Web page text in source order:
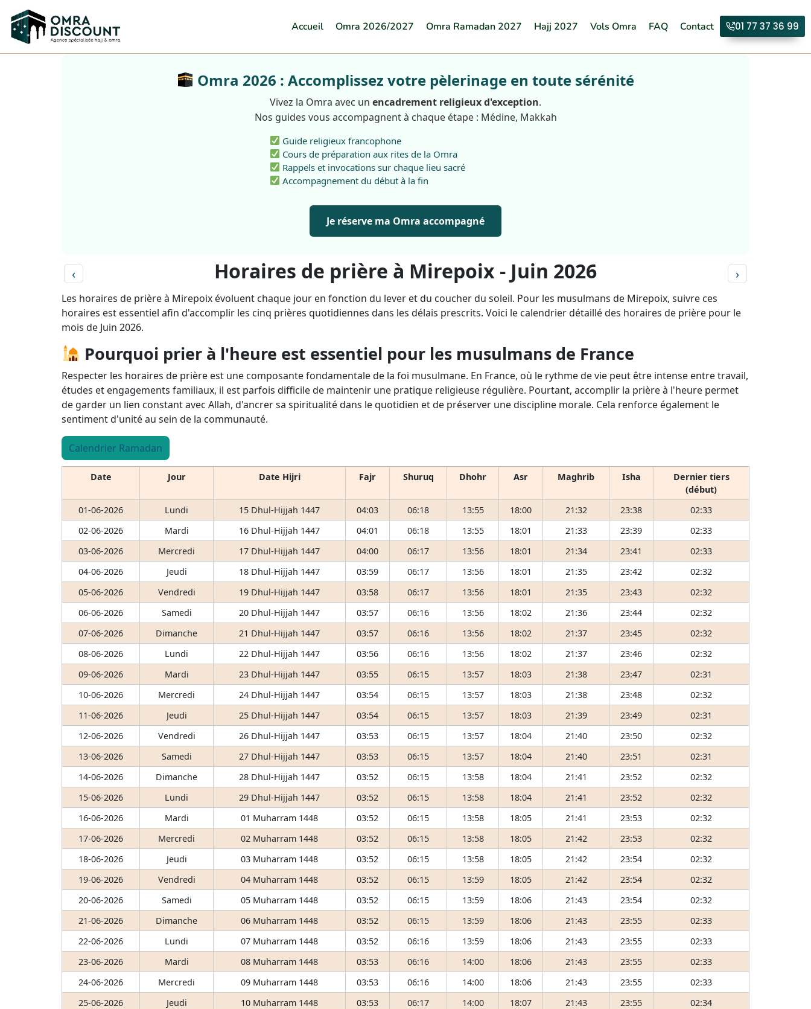
Accueil Omra 2026/2027 Omra Ramadan 2027 Hajj 2027 Vols Omra FAQ Contact 01 77 37 36 99
Omra 2026 : Accomplissez votre pèlerinage en toute sérénité
Vivez la Omra avec un encadrement religieux d'exception.
Nos guides vous accompagnent à chaque étape : Médine, Makkah
Guide religieux francophone
Cours de préparation aux rites de la Omra
Rappels et invocations sur chaque lieu sacré
Accompagnement du début à la fin
Je réserve ma Omra accompagné
‹ Horaires de prière à Mirepoix - Juin 2026 ›
Les horaires de prière à Mirepoix évoluent chaque jour en fonction du lever et du coucher du soleil. Pour les musulmans de Mirepoix, suivre ces
horaires est essentiel afin d'accomplir les cinq prières quotidiennes dans les délais prescrits. Voici le calendrier détaillé des horaires de prière pour le
mois de Juin 2026.
Pourquoi prier à l'heure est essentiel pour les musulmans de France
Respecter les horaires de prière est une composante fondamentale de la foi musulmane. En France, où le rythme de vie peut être intense entre travail,
études et engagements familiaux, il est parfois difficile de maintenir une pratique religieuse régulière. Pourtant, accomplir la prière à l'heure permet
de garder un lien constant avec Allah, d'ancrer sa spiritualité dans le quotidien et de préserver une discipline morale. Cela renforce également le
sentiment d'unité au sein de la communauté.
Calendrier Ramadan
Date Jour Date Hijri Fajr Shuruq Dhohr Asr Maghrib Isha
Dernier tiers
(début)
01-06-2026
Lundi 15 Dhul-Hijjah 1447 04:03 06:18 13:55 18:00 21:32 23:38
02:33
02-06-2026
Mardi 16 Dhul-Hijjah 1447 04:01 06:18 13:55 18:01 21:33 23:39
02:33
03-06-2026
Mercredi 17 Dhul-Hijjah 1447 04:00 06:17 13:56 18:01 21:34 23:41
02:33
04-06-2026
Jeudi 18 Dhul-Hijjah 1447 03:59 06:17 13:56 18:01 21:35 23:42
02:32
05-06-2026
Vendredi 19 Dhul-Hijjah 1447 03:58 06:17 13:56 18:01 21:35 23:43
02:32
06-06-2026
Samedi 20 Dhul-Hijjah 1447 03:57 06:16 13:56 18:02 21:36 23:44
02:32
07-06-2026
Dimanche 21 Dhul-Hijjah 1447 03:57 06:16 13:56 18:02 21:37 23:45
02:32
08-06-2026
Lundi 22 Dhul-Hijjah 1447 03:56 06:16 13:56 18:02 21:37 23:46
02:32
09-06-2026
Mardi 23 Dhul-Hijjah 1447 03:55 06:15 13:57 18:03 21:38 23:47
02:31
10-06-2026
Mercredi 24 Dhul-Hijjah 1447 03:54 06:15 13:57 18:03 21:38 23:48
02:32
11-06-2026
Jeudi 25 Dhul-Hijjah 1447 03:54 06:15 13:57 18:03 21:39 23:49
02:31
12-06-2026
Vendredi 26 Dhul-Hijjah 1447 03:53 06:15 13:57 18:04 21:40 23:50
02:32
13-06-2026
Samedi 27 Dhul-Hijjah 1447 03:53 06:15 13:57 18:04 21:40 23:51
02:31
14-06-2026
Dimanche 28 Dhul-Hijjah 1447 03:52 06:15 13:58 18:04 21:41 23:52
02:32
15-06-2026
Lundi 29 Dhul-Hijjah 1447 03:52 06:15 13:58 18:04 21:41 23:52
02:32
16-06-2026
Mardi 01 Muharram 1448 03:52 06:15 13:58 18:05 21:41 23:53
02:32
17-06-2026
Mercredi 02 Muharram 1448 03:52 06:15 13:58 18:05 21:42 23:53
02:32
18-06-2026
Jeudi 03 Muharram 1448 03:52 06:15 13:58 18:05 21:42 23:54
02:32
19-06-2026
Vendredi 04 Muharram 1448 03:52 06:15 13:59 18:05 21:42 23:54
02:32
20-06-2026
Samedi 05 Muharram 1448 03:52 06:15 13:59 18:06 21:43 23:54
02:32
21-06-2026
Dimanche 06 Muharram 1448 03:52 06:15 13:59 18:06 21:43 23:55
02:33
22-06-2026
Lundi 07 Muharram 1448 03:52 06:16 13:59 18:06 21:43 23:55
02:33
23-06-2026
Mardi 08 Muharram 1448 03:53 06:16 14:00 18:06 21:43 23:55
02:33
24-06-2026
Mercredi 09 Muharram 1448 03:53 06:16 14:00 18:06 21:43 23:55
02:33
25-06-2026
Jeudi 10 Muharram 1448 03:53 06:17 14:00 18:07 21:43 23:55
02:34